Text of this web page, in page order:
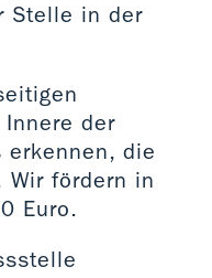
Stelle in der
der
die
Wir fördern in
Euro.